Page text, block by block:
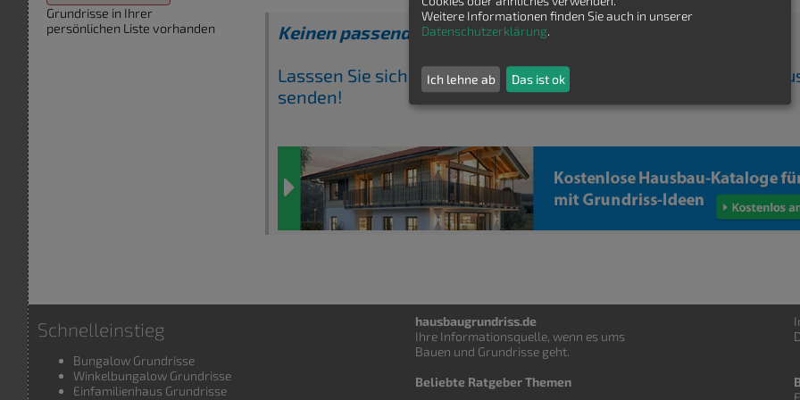
Keinen passenden Winkelbungalow Grundriss gefunden?
Lasssen Sie sich kostenfrei Winkelbungalow Grundrisse von
senden!
Grundrisse in Ihrer
persönlichen Liste vorhanden
Schnelleinstieg
Bungalow Grundrisse
Winkelbungalow Grundrisse
Einfamilienhaus Grundrisse
hausbaugrundriss.de
Ihre Informationsquelle, wenn es ums
Bauen und Grundrisse geht.
Beliebte Ratgeber Themen
Weitere Informationen finden Sie auch in unserer
Datenschutzerklärung.
Ich lehne ab Das ist ok